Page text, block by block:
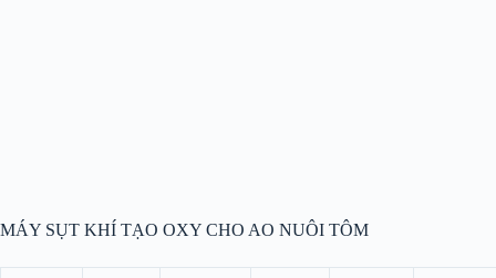
MÁY SỤT KHÍ TẠO OXY CHO AO NUÔI TÔM